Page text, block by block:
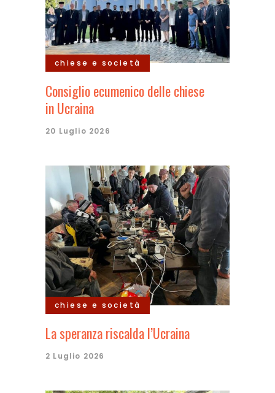
chiese e società
Consiglio ecumenico delle chiese
in Ucraina
20 Luglio 2026
chiese e società
La speranza riscalda l’Ucraina
2 Luglio 2026